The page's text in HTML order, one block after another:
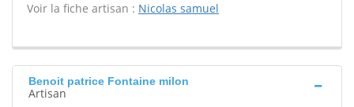
Voir la fiche artisan : Nicolas samuel
Benoit patrice Fontaine milon
Artisan